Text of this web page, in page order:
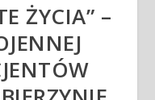
ŻYCIA” –